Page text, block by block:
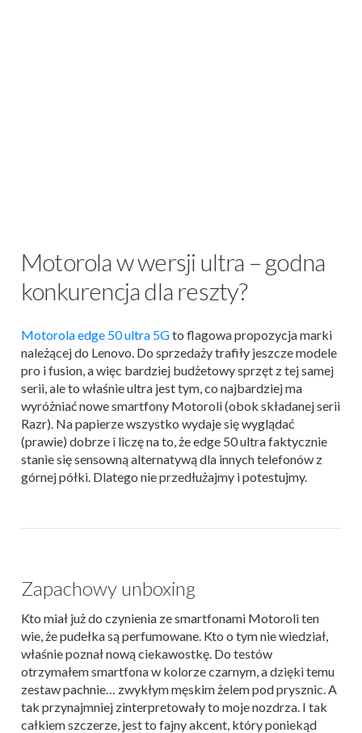
Motorola w wersji ultra – godna
konkurencja dla reszty?
Motorola edge 50 ultra 5Gto flagowa propozycja marki
należącej do Lenovo. Do sprzedaży trafiły jeszcze modele
pro i fusion, a więc bardziej budżetowy sprzęt z tej samej
serii, ale to właśnie ultra jest tym, co najbardziej ma
wyróżniać nowe smartfony Motoroli (obok składanej serii
Razr). Na papierze wszystko wydaje się wyglądać
(prawie) dobrze i liczę na to, że edge 50 ultra faktycznie
stanie się sensowną alternatywą dla innych telefonów z
górnej półki. Dlatego nie przedłużajmy i potestujmy.
Zapachowy unboxing
Kto miał już do czynienia ze smartfonami Motoroli ten
wie, że pudełka są perfumowane. Kto o tym nie wiedział,
właśnie poznał nową ciekawostkę. Do testów
otrzymałem smartfona w kolorze czarnym, a dzięki temu
zestaw pachnie… zwykłym męskim żelem pod prysznic. A
tak przynajmniej zinterpretowały to moje nozdrza. I tak
całkiem szczerze, jest to fajny akcent, który poniekąd